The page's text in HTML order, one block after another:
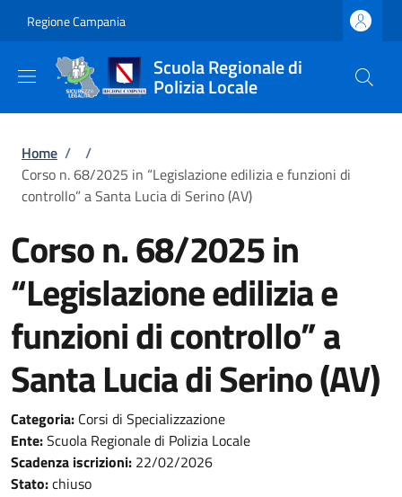
Regione Campania
Scuola Regionale di
Polizia Locale
Briciole di pane
Home /
/
Corso n. 68/2025 in “Legislazione edilizia e funzioni di
controllo” a Santa Lucia di Serino (AV)
Corso n. 68/2025 in
“Legislazione edilizia e
funzioni di controllo” a
Santa Lucia di Serino (AV)
Categoria: Corsi di Specializzazione
Ente:Scuola Regionale di Polizia Locale
Scadenza iscrizioni: 22/02/2026
Stato:chiuso